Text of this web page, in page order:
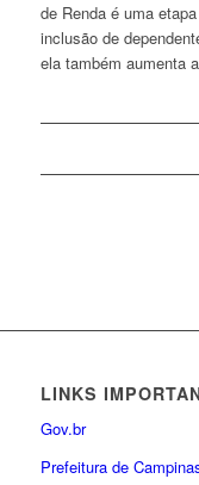
de Renda é uma
inclusão de
ela também aumenta
LINKS
Gov.br
Prefeitura de